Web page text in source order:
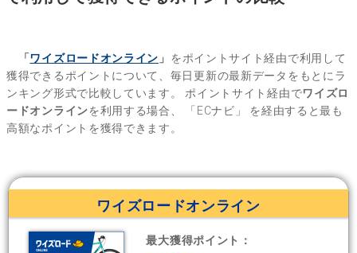
「 ワイズロードオンライン 」 をポイントサイト経由で利用して
獲得できるポイントについて、毎日更新の最新データをもとにラ
ンキング形式で比較しています。 ポイントサイト経由でワイズロ
ードオンラインを利用する場合、 「ECナビ」
を経由すると最も
高額なポイントを獲得できます。
ワイズロードオンライン
最大獲得ポイント：